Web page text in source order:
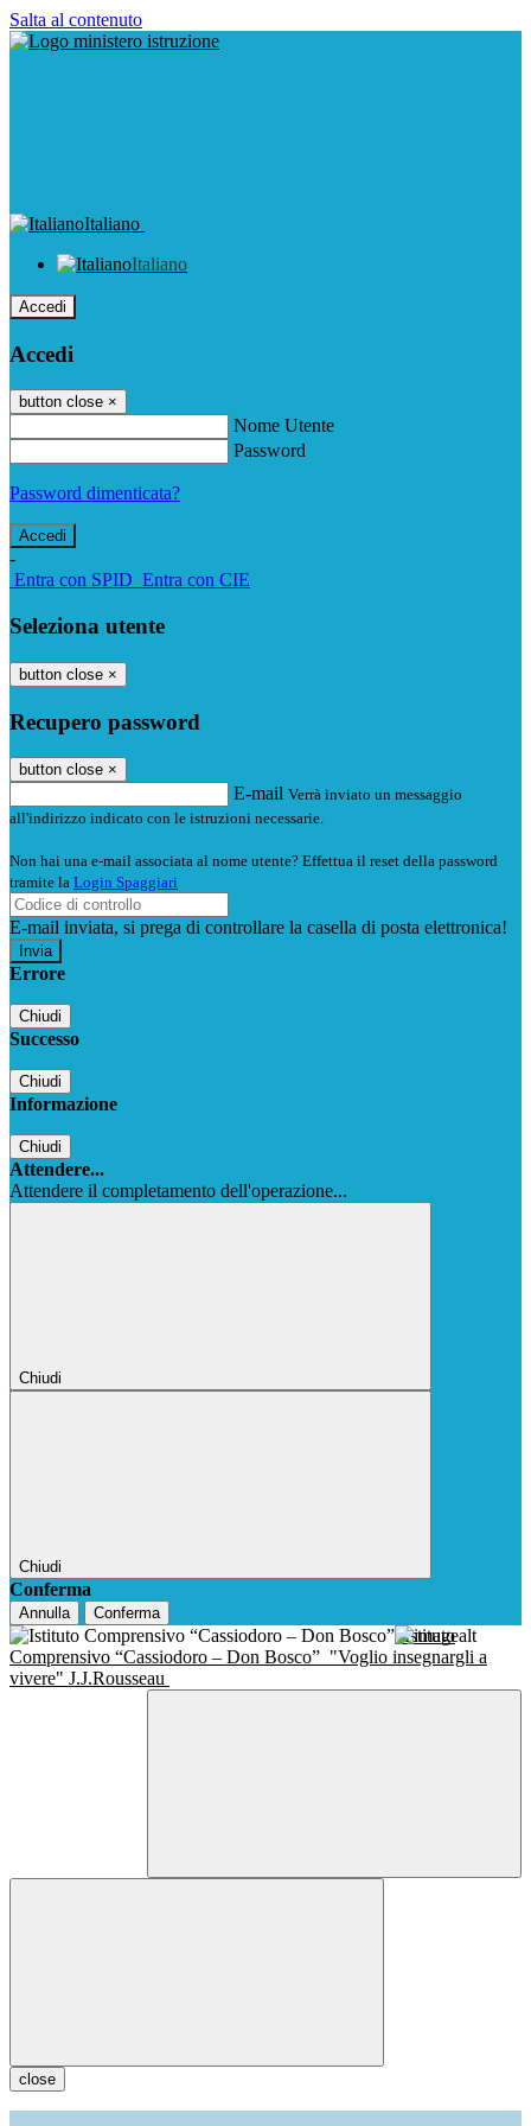
Salta al contenuto
Italiano
Italiano
Accedi
Accedi
button close ×
Nome Utente
Password
Password dimenticata?
-
Entra con SPID Entra con CIE
Seleziona utente
button close ×
Recupero password
button close ×
E-mail Verrà inviato un messaggio
all'indirizzo indicato con le istruzioni necessarie.
Non hai una e-mail associata al nome utente? Effettua il reset della password
tramite la Login Spaggiari
E-mail inviata, si prega di controllare la casella di posta elettronica!
Errore
Chiudi
Successo
Chiudi
Informazione
Chiudi
Attendere...
Attendere il completamento dell'operazione...
Chiudi
Chiudi
Conferma
Annulla Conferma
Istituto
Comprensivo “Cassiodoro – Don Bosco” "Voglio insegnargli a
vivere" J.J.Rousseau
close